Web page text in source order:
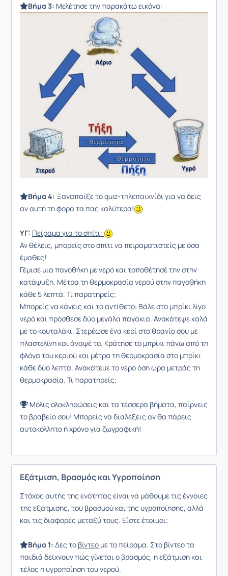
Βήμα 3: Μελέτησε την παρακάτω εικόνα:
Βήμα 4: Ξαναπαίξε τοquiz-τηλεπαιχνίδι για να δεις
αν αυτή τη φορά τα πας καλύτερα!
ΥΓ: Πείραμα για το σπίτι:
Αν θέλεις, μπορείς στο σπίτι να πειραματιστείς με όσα
έμαθες!
Γέμισε μια παγοθήκη με νερό και τοποθέτησέ την στην
κατάψυξη. Μέτρα τη θερμοκρασία νερού στην παγοθήκη
κάθε 5 λεπτά. Τι παρατηρείς;
Μπορείς να κάνεις και το αντίθετο: Βάλε στο μπρίκι λίγο
νερό και πρόσθεσε δύο μεγάλα παγάκια. Ανακάτεψε καλά
με το κουταλάκι. Στερέωσε ένα κερί στο θρανίο σου με
πλαστελίνη και άναψέ το. Κράτησε το μπρίκι πάνω από τη
φλόγα του κεριού και μέτρα τη θερμοκρασία στο μπρίκι
κάθε δύο λεπτά. Ανακάτευε το νερό όση ώρα μετράς τη
θερμοκρασία. Τι παρατηρείς;
Μόλις ολοκληρώσεις και τα τέσσερα βήματα, παίρνεις
το βραβείο σου! Μπορείς να διαλέξεις αν θα πάρεις
αυτοκόλλητο ή χρόνο για ζωγραφική!
Εξάτμιση, Βρασμός και Υγροποίηση
Στόχος αυτής της ενότητας είναι να μάθουμε τις έννοιες
της εξάτμισης, του βρασμού και της υγροποίησης, αλλά
και τις διαφορές μεταξύ τους. Είστε έτοιμοι;
Βήμα 1: Δες το βίντεο με το πείραμα. Στο βίντεο τα
παιδιά δείχνουν πώς γίνεται ο βρασμός, η εξάτμιση και
τέλος η υγροποίηση του νερού.